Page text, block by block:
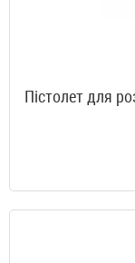
Пістолет для